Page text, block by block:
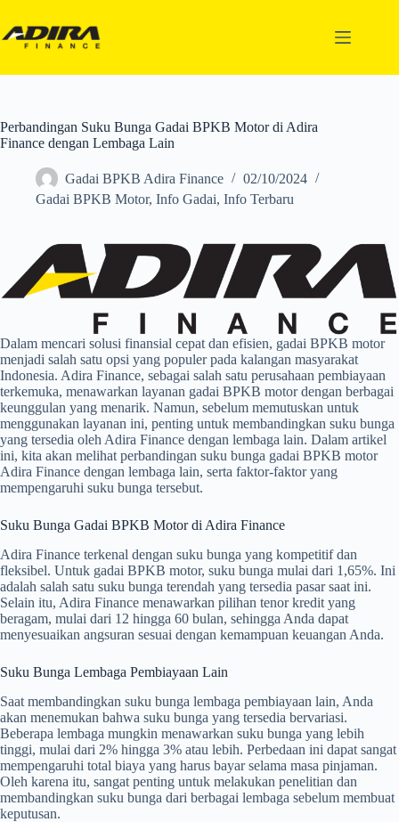
Perbandingan Suku Bunga Gadai BPKB Motor di Adira
Finance dengan Lembaga Lain
Gadai BPKB Adira Finance
02/10/2024
Gadai BPKB Motor, Info Gadai, Info Terbaru
Dalam mencari solusi finansial cepat dan efisien, gadai BPKB motor
menjadi salah satu opsi yang populer pada kalangan masyarakat
Indonesia. Adira Finance, sebagai salah satu perusahaan pembiayaan
terkemuka, menawarkan layanan gadai BPKB motor dengan berbagai
keunggulan yang menarik. Namun, sebelum memutuskan untuk
menggunakan layanan ini, penting untuk membandingkan suku bunga
yang tersedia oleh Adira Finance dengan lembaga lain. Dalam artikel
ini, kita akan melihat perbandingan suku bunga gadai BPKB motor
Adira Finance dengan lembaga lain, serta faktor-faktor yang
mempengaruhi suku bunga tersebut.
Suku Bunga Gadai BPKB Motor di Adira Finance
Adira Finance terkenal dengan suku bunga yang kompetitif dan
fleksibel. Untuk gadai BPKB motor, suku bunga mulai dari 1,65%. Ini
adalah salah satu suku bunga terendah yang tersedia pasar saat ini.
Selain itu, Adira Finance menawarkan pilihan tenor kredit yang
beragam, mulai dari 12 hingga 60 bulan, sehingga Anda dapat
menyesuaikan angsuran sesuai dengan kemampuan keuangan Anda.
Suku Bunga Lembaga Pembiayaan Lain
Saat membandingkan suku bunga lembaga pembiayaan lain, Anda
akan menemukan bahwa suku bunga yang tersedia bervariasi.
Beberapa lembaga mungkin menawarkan suku bunga yang lebih
tinggi, mulai dari 2% hingga 3% atau lebih. Perbedaan ini dapat sangat
mempengaruhi total biaya yang harus bayar selama masa pinjaman.
Oleh karena itu, sangat penting untuk melakukan penelitian dan
membandingkan suku bunga dari berbagai lembaga sebelum membuat
keputusan.